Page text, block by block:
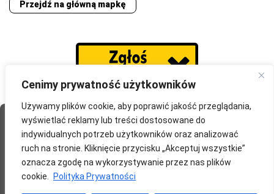
Cenimy prywatność użytkowników
Używamy plików cookie, aby poprawić jakość przeglądania,
wyświetlać reklamy lub treści dostosowane do
indywidualnych potrzeb użytkowników oraz analizować
ruch na stronie. Kliknięcie przycisku „Akceptuj wszystkie”
oznacza zgodę na wykorzystywanie przez nas plików
cookie.
Polityka Prywatności
Przejdź na główną mapkę
Strona Główna O portalu Współpraca
Partnerzy
Blog Polityka prywatności
redakcja@wyprawomaniak.pl